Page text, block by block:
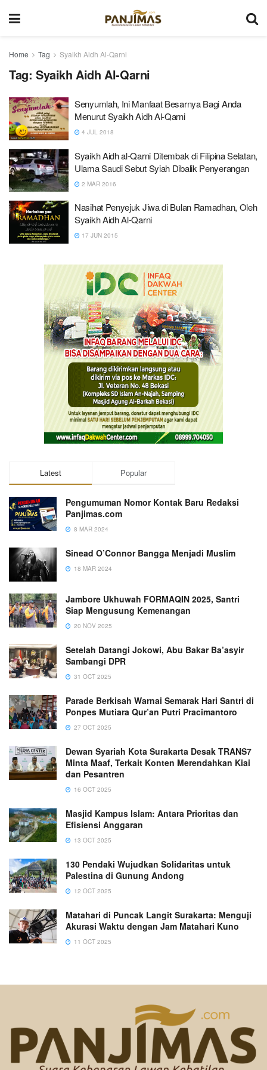
Home Tag Syaikh Aidh Al-Qarni
Tag: Syaikh Aidh Al-Qarni
Senyumlah, Ini Manfaat Besarnya Bagi Anda
Menurut Syaikh Aidh Al-Qarni
4 JUL 2018
Syaikh Aidh al-Qarni Ditembak di Filipina Selatan,
Ulama Saudi Sebut Syiah Dibalik Penyerangan
2 MAR 2016
Nasihat Penyejuk Jiwa di Bulan Ramadhan, Oleh
Syaikh Aidh Al-Qarni
17 JUN 2015
Latest Popular
Pengumuman Nomor Kontak Baru Redaksi
Panjimas.com
8 MAR 2024
Sinead O’Connor Bangga Menjadi Muslim
18 MAR 2024
Jambore Ukhuwah FORMAQIN 2025, Santri
Siap Mengusung Kemenangan
20 NOV 2025
Setelah Datangi Jokowi, Abu Bakar Ba’asyir
Sambangi DPR
31 OCT 2025
Parade Berkisah Warnai Semarak Hari Santri di
Ponpes Mutiara Qur’an Putri Pracimantoro
27 OCT 2025
Dewan Syariah Kota Surakarta Desak TRANS7
Minta Maaf, Terkait Konten Merendahkan Kiai
dan Pesantren
16 OCT 2025
Masjid Kampus Islam: Antara Prioritas dan
Efisiensi Anggaran
13 OCT 2025
130 Pendaki Wujudkan Solidaritas untuk
Palestina di Gunung Andong
12 OCT 2025
Matahari di Puncak Langit Surakarta: Menguji
Akurasi Waktu dengan Jam Matahari Kuno
11 OCT 2025